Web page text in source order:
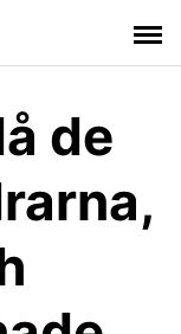
de